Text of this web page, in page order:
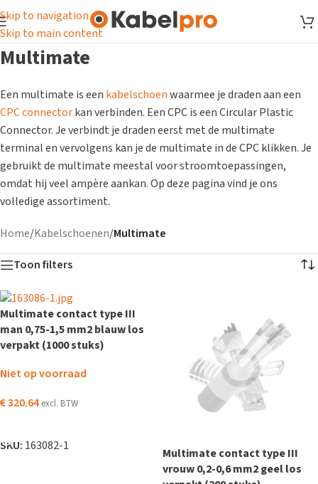
Skip to navigation
Skip to main content
Multimate
Een multimate is een kabelschoenwaarmee je draden aan een
CPC connectorkan verbinden. Een CPC is een Circular Plastic
Connector. Je verbindt je draden eerst met de multimate
terminal en vervolgens kan je de multimate in de CPC klikken. Je
gebruikt de multimate meestal voor stroomtoepassingen,
omdat hij veel ampère aankan. Op deze pagina vind je ons
volledige assortiment.
Home/Kabelschoenen/Multimate
Toon filters
Multimate contact type III
man 0,75-1,5 mm2 blauw los
verpakt (1000 stuks)
Niet op voorraad
€320.64 excl. BTW
SKU: 163082-1
Multimate contact type III
vrouw 0,2-0,6 mm2 geel los